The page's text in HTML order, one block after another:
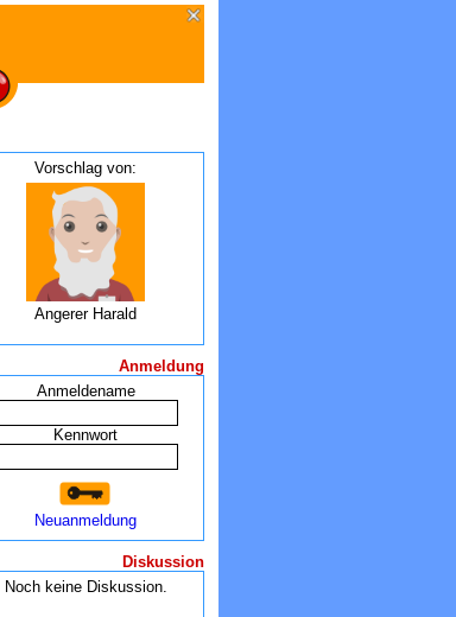
Vorschlag von:
Angerer Harald
Anmeldung
Anmeldename
Kennwort
Neuanmeldung
Diskussion
Noch keine Diskussion.